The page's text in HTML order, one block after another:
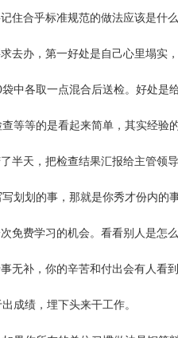
住合乎标准规范的做法应该是
去办，第一好处是自己心里塌实
中各取一点混合后送检。好处
等等的是看起来简单，其实经验
半天，把检查结果汇报给主管领
划划的事，那就是你秀才份内的
免费学习的机会。看看别人是
无补，你的辛苦和付出会有人看
成绩，埋下头来干工作。